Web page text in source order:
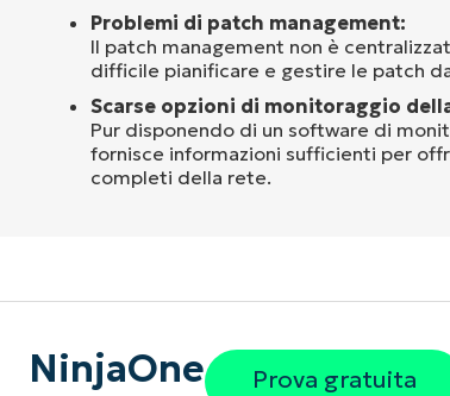
Problemi di patch management:
Il patch management non è
difficile pianificare e gestire le patch
Scarse opzioni di monitoraggio
Pur disponendo di un software di
fornisce informazioni sufficienti per
completi della rete.
NinjaOne Prova gratuita